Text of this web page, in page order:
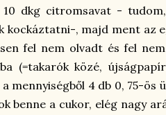
dkg citromsavat -
kockáztatni-, majd ment az
fel nem olvadt és fel
(=takarók közé,
mennyiségből 4 db 0, 75-ös
benne a cukor, elég nagy